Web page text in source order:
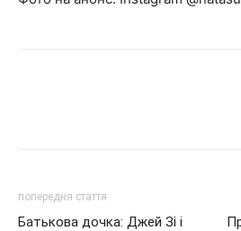
попередня стаття
Батькова дочка: Джей Зі і